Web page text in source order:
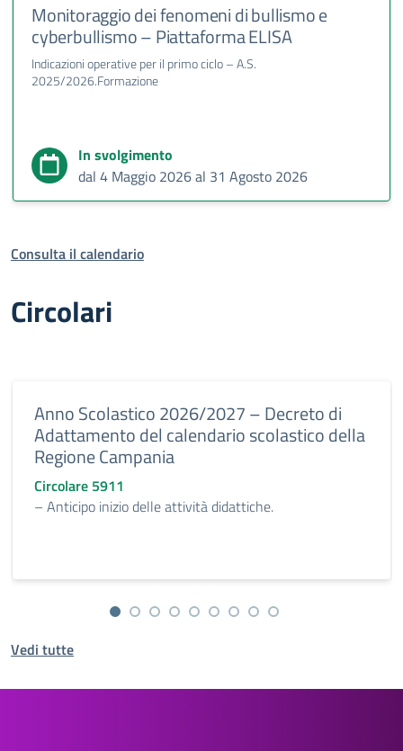
Monitoraggio dei fenomeni di bullismo e
cyberbullismo – Piattaforma ELISA
Indicazioni operative per il primo ciclo – A.S.
2025/2026.Formazione
In svolgimento
dal 4 Maggio 2026 al 31 Agosto 2026
Consulta il calendario
Circolari
Anno Scolastico 2026/2027 – Decreto di
Adattamento del calendario scolastico della
Regione Campania
Circolare 5911
– Anticipo inizio delle attività didattiche.
Vedi tutte